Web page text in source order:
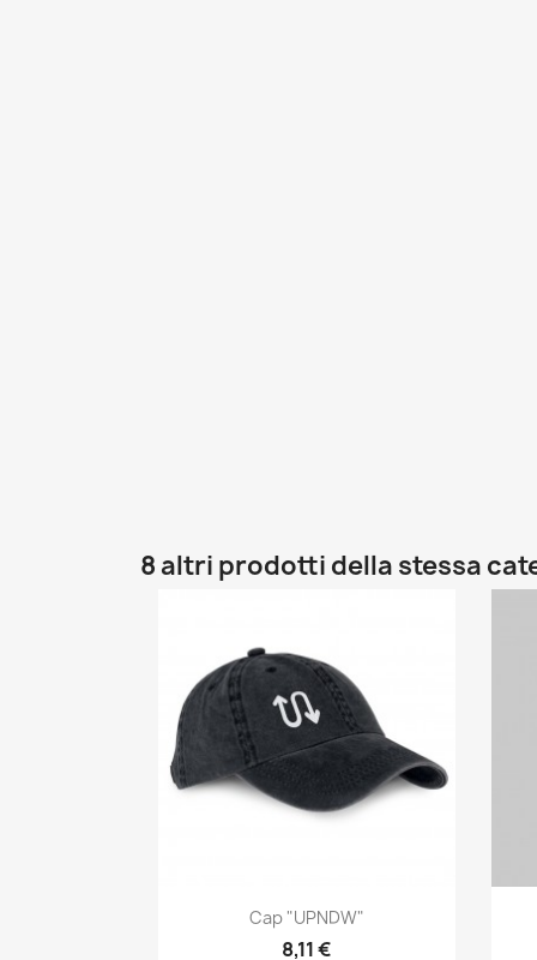
8 altri prodotti della stessa
Anteprima
Cap "UPNDW"
8,11 €